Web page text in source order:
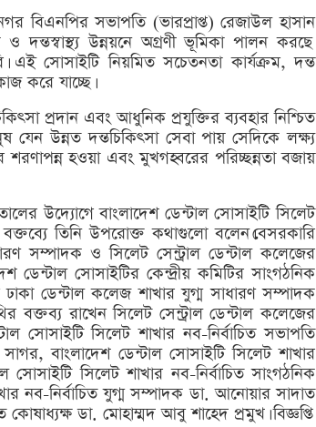
বিএনপির সভাপতি (ভারপ্রাপ্ত) রেজাউল হাসান
উন্নয়নে অগ্রণী ভূমিকা পালন করছে।
সোসাইটি নিয়মিত সচেতনতা কার্যক্রম, দন্ত
করে যাচ্ছে।
প্রদান এবং আধুনিক প্রযুক্তির ব্যবহার নিশ্চিত
যেন উন্নত দন্তচিকিৎসা সেবা পায় সেদিকে লক্ষ্য
হওয়া এবং মুখগহ্বরের পরিচ্ছন্নতা বজায়
উদ্যোগে বাংলাদেশ ডেন্টাল সোসাইটি সিলেট
বক্তব্যে তিনি উপরোক্ত কথাগুলো বলেন।বেসরকারি
সম্পাদক ও সিলেট সেন্ট্রাল ডেন্টাল কলেজের
ডেন্টাল সোসাইটির কেন্দ্রীয় কমিটির সাংগঠনিক
ডেন্টাল কলেজ শাখার যুগ্ম সাধারণ সম্পাদক
বক্তব্য রাখেন সিলেট সেন্ট্রাল ডেন্টাল কলেজের
সোসাইটি সিলেট শাখার নব-নির্বাচিত সভাপতি
বাংলাদেশ ডেন্টাল সোসাইটি সিলেট শাখার
সোসাইটি সিলেট শাখার নব-নির্বাচিত সাংগঠনিক
নব-নির্বাচিত যুগ্ম সম্পাদক ডা. আনোয়ার সাদাত
কোষাধ্যক্ষ ডা. মোহাম্মদ আবু শাহেদ প্রমুখ। বিজ্ঞপ্তি